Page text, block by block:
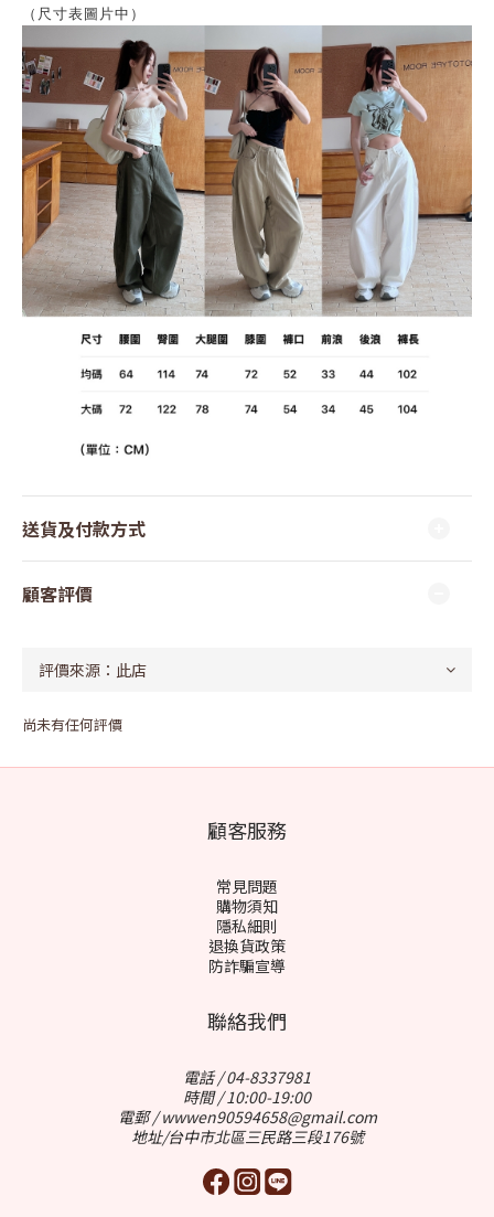
（尺寸表圖片中）
送貨及付款方式
顧客評價
尚未有任何評價
顧客服務
常見問題
購物須知
隱私細則
退換貨政策
防詐騙宣導
聯絡我們
電話 / 04-8337981
時間 / 10:00-19:00
電郵 / wwwen90594658@gmail.com
地址/台中市北區三民路三段176號